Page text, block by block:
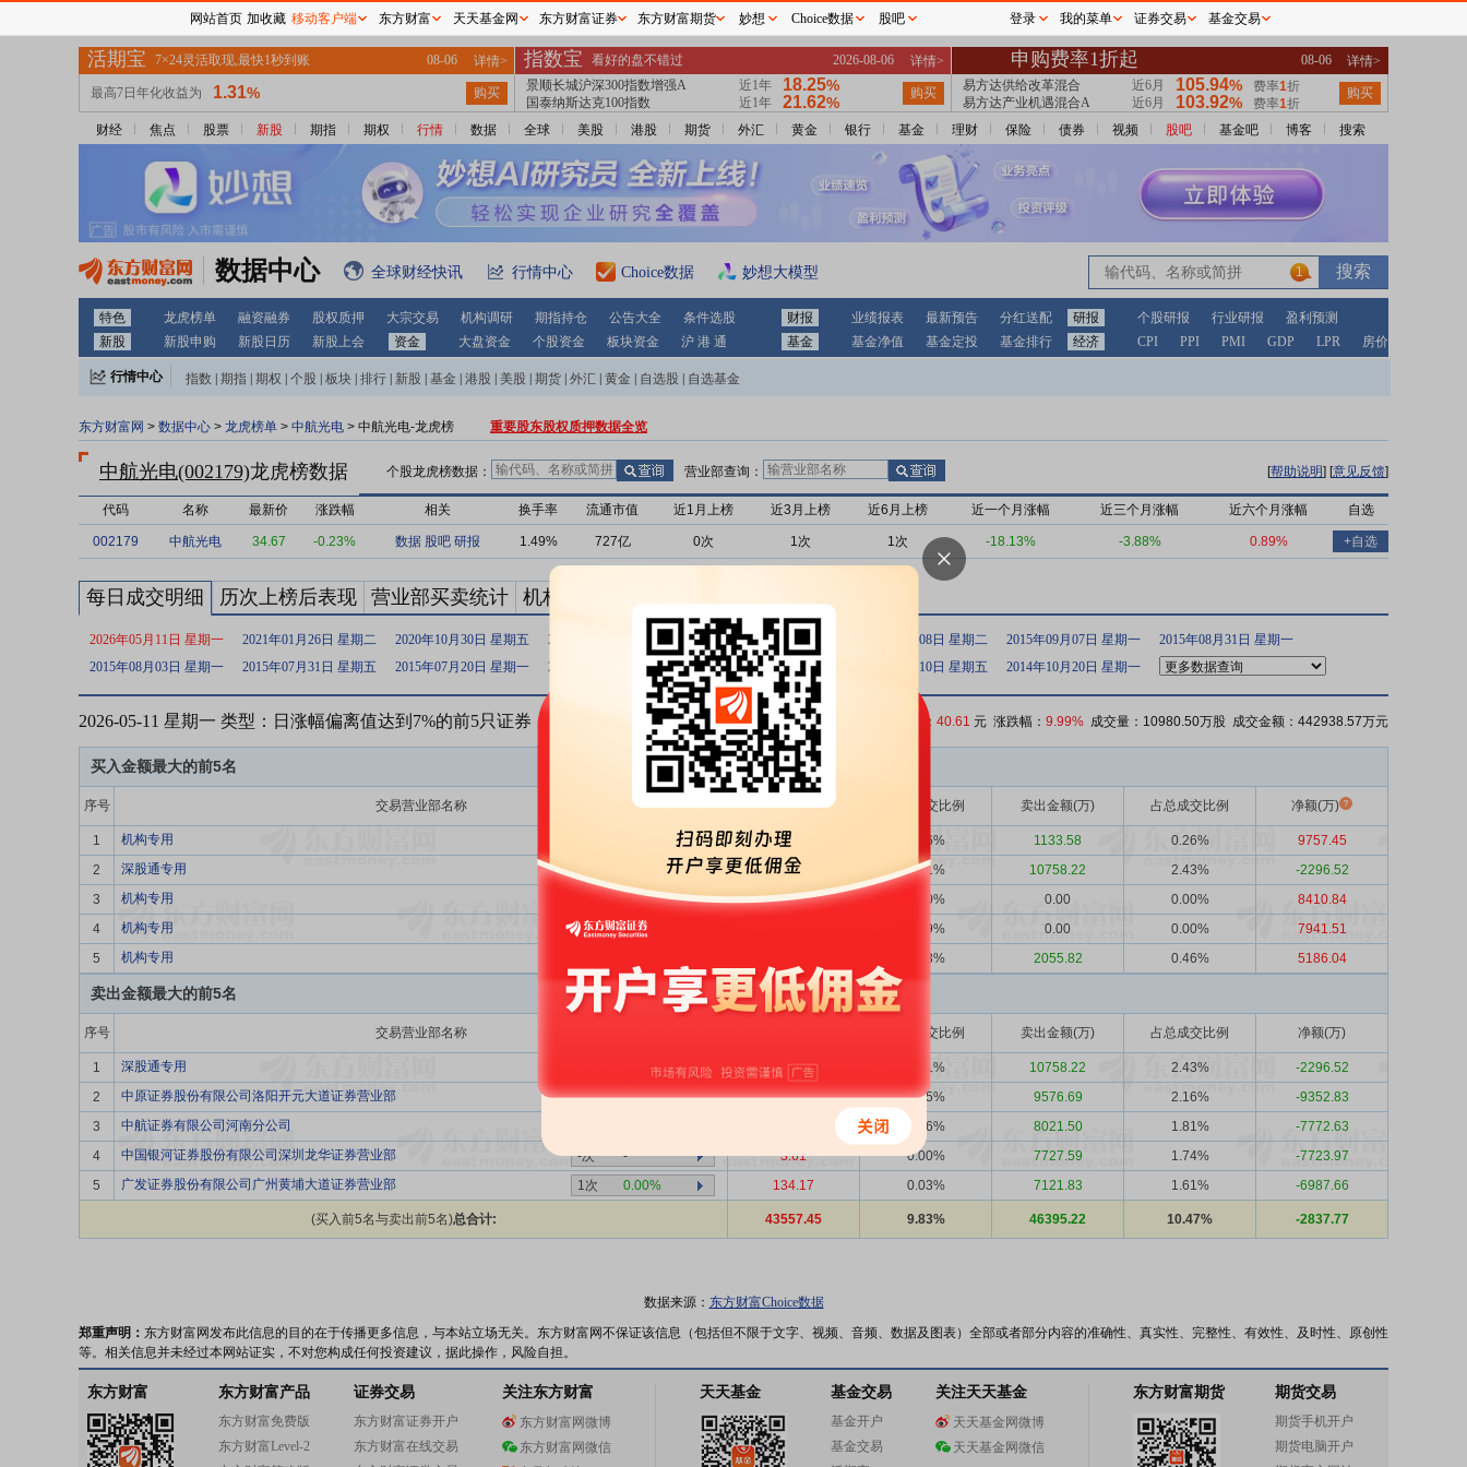
财经 焦点 股票 新股 期指 期权 行情 数据 全球 美股 港股 期货 外汇 黄金 银行 基金 理财 保险 债券 视频 股吧 基金吧 博客 搜索
数据中心 全球财经快讯 行情中心 Choice数据 妙想大模型 1
特色 龙虎榜单 融资融券 股权质押 大宗交易 机构调研 期指持仓 公告大全 条件选股 财报 业绩报表 最新预告 分红送配 研报 个股研报 行业研报
盈利预测
新股
新股申购 新股日历 新股上会 资金 大盘资金 个股资金 板块资金 沪 港 通 基金 基金净值 基金定投 基金排行 经济 CPI PPI PMI GDP LPR 房价
行情中心 指数 期指 期权 个股 板块 排行 新股 基金 港股 美股 期货 外汇 黄金 自选股 自选基金
东方财富网 > 数据中心 > 龙虎榜单 > 中航光电 > 中航光电-龙虎榜 重要股东股权质押数据全览
中航光电(002179)龙虎榜数据 个股龙虎榜数据： 营业部查询： [帮助说明] [意见反馈]
代码 名称 最新价 涨跌幅 相关 换手率 流通市值 近1月上榜 近3月上榜 近6月上榜 近一个月涨幅 近三个月涨幅 近六个月涨幅 自选
002179 中航光电 34.67 -0.23% 数据 股吧 研报 1.49% 727亿 0次 1次 1次 -18.13% -3.88% 0.89% +自选
每日成交明细 历次上榜后表现 营业部买卖统计 机构买卖统计
2026年05月11日 星期一 2021年01月26日 星期二 2020年10月30日 星期五 2020年08月24日 星期一 2020年06月30日 星期二 2015年09月08日 星期二 2015年09月07日 星期一
2015年08月31日 星期一
2015年08月03日 星期一
2015年07月31日 星期五 2015年07月20日 星期一 2015年07月16日 星期四 2015年07月15日 星期三 2015年07月10日 星期五 2014年10月20日 星期一
2026-05-11 星期一 类型：日涨幅偏离值达到7%的前5只证券 收盘价： 40.61 元 涨跌幅： 9.99% 成交量：10980.50万股 成交金额：442938.57万元
买入金额最大的前5名
序号 交易营业部名称 买入金额(万) 占总成交比例 卖出金额(万) 占总成交比例 净额(万)
1 机构专用 10891.03 2.46% 1133.58 0.26%
9757.45
2
深股通专用 1354次 39.66% 8461.70 1.91% 10758.22 2.43%
-2296.52
3
机构专用 2719次39.39% 8410.84 1.90% 0.00 0.00%
8410.84
4
机构专用 2719次39.39% 1.79% 0.00 0.00%
7941.51
5
机构专用 1.63% 2055.82 0.46% 5186.04
卖出金额最大的前5名
序号 交易营业部名称 占总成交比例 卖出金额(万) 占总成交比例 净额(万)
1 深股通专用 39.66% 8461.70 1.91% 10758.22 2.43%
-2296.52
2
中原证券股份有限公司洛阳开元大道证券营业部 -次 - 223.86 0.05% 9576.69 2.16%
-9352.83
3
中航证券有限公司河南分公司 0.06% 8021.50 1.81%
-7772.63
4
中国银河证券股份有限公司深圳龙华证券营业部 -次 - 3.61 0.00% 7727.59 1.74%
-7723.97
5
广发证券股份有限公司广州黄埔大道证券营业部 1次 0.00% 134.17 0.03% 7121.83 1.61% -6987.66
(买入前5名与卖出前5名)总合计: 43557.45 9.83% 46395.22 10.47% -2837.77
数据来源： 东方财富Choice数据
郑重声明： 东方财富网发布此信息的目的在于传播更多信息，与本站立场无关。东方财富网不保证该信息（包括但不限于文字、视频、音频、数据及图表）全部或者部分内容的准确性、真实性、完整性、有效性、及时性、原创性
等。相关信息并未经过本网站证实，不对您构成任何投资建议，据此操作，风险自担。
网站首页 加收藏 移动客户端 东方财富 天天基金网 东方财富证券 东方财富期货 妙想 Choice数据 股吧 登录 我的菜单 证券交易 基金交易